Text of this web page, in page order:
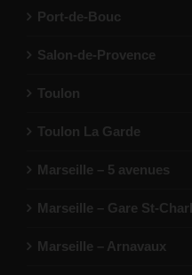
Port-de-Bouc
Salon-de-Provence
Toulon
Toulon La Garde
Marseille – 5 avenues
Marseille – Gare St-
Marseille – Arnavaux